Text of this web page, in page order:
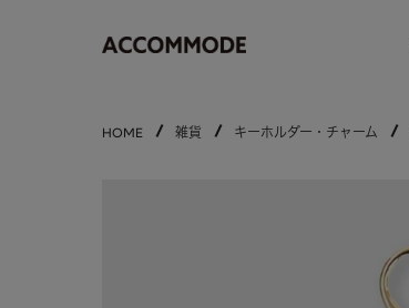
HOME 雑貨 キーホルダー・チャーム